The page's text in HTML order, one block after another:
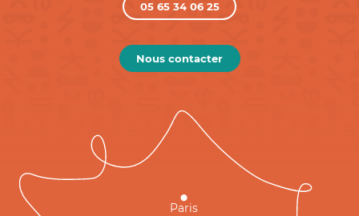
05 65 34 06 25
Nous contacter
Paris